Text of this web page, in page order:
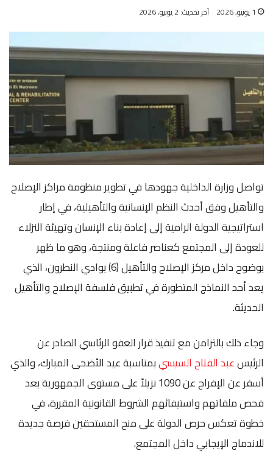
1 يونيو, 2026 آخر تحديث: 2 يونيو, 2026
تواصل وزارة الداخلية جهودها في تطوير منظومة مراكز الإصلاح
والتأهيل وفق أحدث النظم الإنسانية والتأهيلية، في إطار
استراتيجية الدولة الرامية إلى إعادة بناء الإنسان وتهيئة النزلاء
للعودة إلى المجتمع كعناصر فاعلة ومنتجة، وهو ما ظهر
بوضوح داخل مركز الإصلاح والتأهيل (6) بوادي النطرون، الذي
يعد أحد النماذج المتطورة في تطبيق فلسفة الإصلاح والتأهيل
الحديثة.
وجاء ذلك بالتزامن مع تنفيذ قرار العفو الرئاسي الصادر عن
الرئيسعبد الفتاح السيسيبمناسبة عيد الأضحى المبارك، والذي
أسفر عن الإفراج عن 1090 نزيلاً على مستوى الجمهورية بعد
فحص ملفاتهم واستيفائهم الشروط القانونية المقررة، في
خطوة تعكس حرص الدولة على منح المستحقين فرصة جديدة
للاندماج الإيجابي داخل المجتمع.